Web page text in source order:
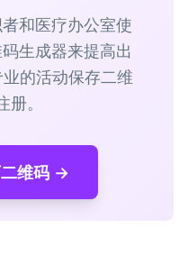
和医疗办公室使
生成器来提高出
的活动保存二维
。
维码 →